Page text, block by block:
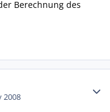
Berechnung des
2008